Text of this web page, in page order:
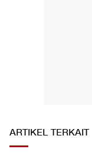
ARTIKEL TERKAIT